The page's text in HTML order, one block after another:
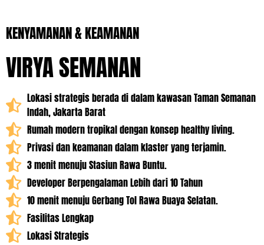
KENYAMANAN & KEAMANAN
VIRYA SEMANAN
Lokasi strategis berada di dalam kawasan Taman Semanan
Indah, Jakarta Barat
Rumah modern tropikal dengan konsep healthy living.
Privasi dan keamanan dalam klaster yang terjamin.
3 menit menuju Stasiun Rawa Buntu.
Developer Berpengalaman Lebih dari 10 Tahun
10 menit menuju Gerbang Tol Rawa Buaya Selatan.
Fasilitas Lengkap
Lokasi Strategis